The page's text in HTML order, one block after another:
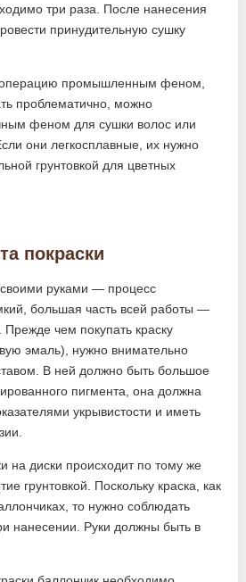
три раза. После нанесения
принудительную сушку
операцию промышленным феном,
проблематично, можно
феном для сушки волос или
они легкосплавные, их нужно
грунтовкой для цветных
покраски
своими руками — процесс
большая часть всей работы —
Прежде чем покупать краску
эмаль), нужно внимательно
В ней должно быть большое
пигмента, она должна
укрывистости и иметь
на диски происходит по тому же
грунтовкой. Поскольку краска, как
то нужно соблюдать
нанесении. Руки должны быть в